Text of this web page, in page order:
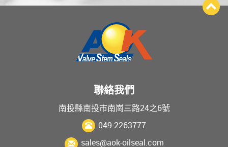
聯絡我們
南投縣南投市南崗三路24之6號
049-2263777
sales@aok-oilseal.com